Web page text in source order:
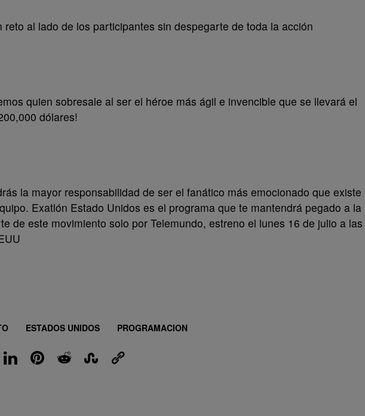
reto al lado de los participantes sin despegarte de toda la acción
quien sobresale al ser el héroe más ágil e invencible que se llevará el
dólares!
la mayor responsabilidad de ser el fanático más emocionado que existe
Exatlón Estado Unidos es el programa que te mantendrá pegado a la
de este movimiento solo por Telemundo, estreno el lunes 16 de julio a las
ESTADOS UNIDOS PROGRAMACION